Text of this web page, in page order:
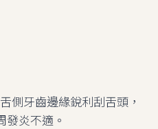
側牙齒邊緣銳利刮舌頭，
炎不適。